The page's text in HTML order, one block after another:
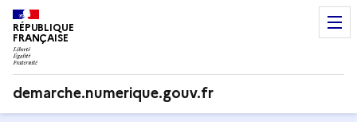
RÉPUBLIQUE
FRANÇAISE
demarche.numerique.gouv.fr